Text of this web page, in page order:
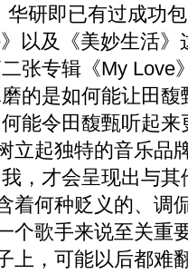
华研即已有过成功
以及《美妙生活
张专辑《My Love
的是如何能让田
能令田馥甄听起来
立起独特的音乐品
，才会呈现出与
着何种贬义的、调
个歌手来说至关重
上，可能以后都难